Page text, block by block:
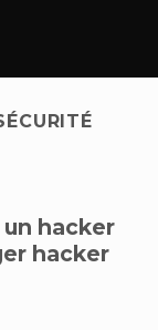
hacker
hacker